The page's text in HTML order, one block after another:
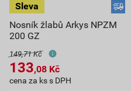
Nosník žlabů Arkys NPZM
200 GZ
149,71 Kč
133,08 Kč
cena za ks s DPH